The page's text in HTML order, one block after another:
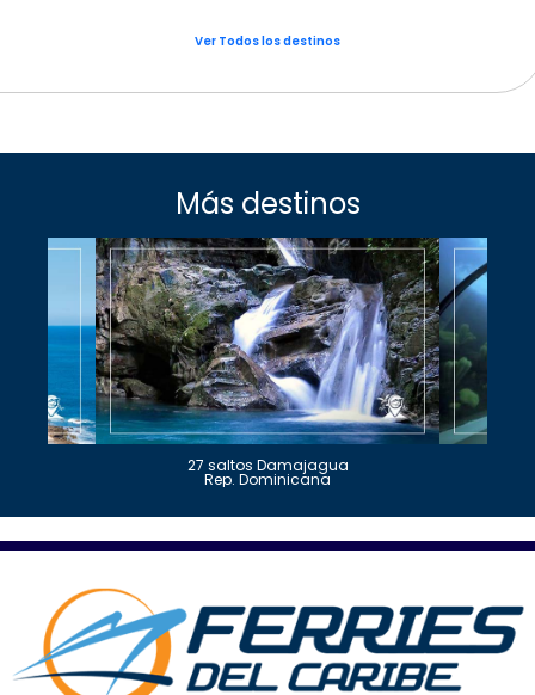
Ver Todos los destinos
Más destinos
27 saltos Damajagua
Rep. Dominicana